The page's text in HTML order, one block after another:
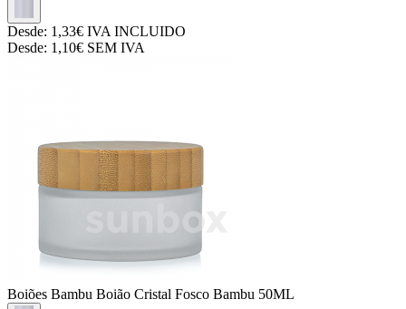
Desde: 1,33€ IVA INCLUIDO
Desde: 1,10€ SEM IVA
Boiões Bambu Boião Cristal Fosco Bambu 50ML